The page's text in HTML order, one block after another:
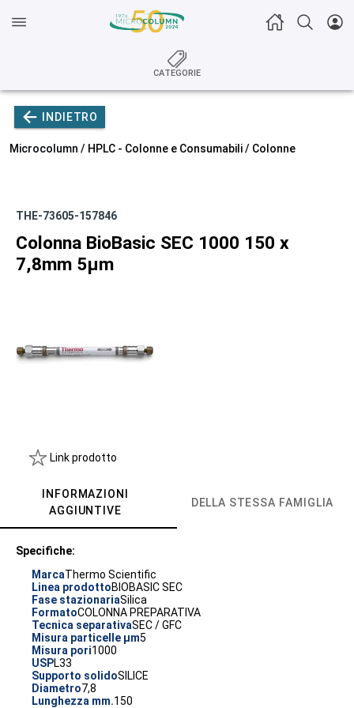
CATEGORIE
INDIETRO
Microcolumn / HPLC - Colonne e Consumabili/ Colonne
THE-73605-157846
Colonna BioBasic SEC 1000 150 x
7,8mm 5µm
Link prodotto
INFORMAZIONI
AGGIUNTIVE
DELLA STESSA FAMIGLIA
Specifiche:
MarcaThermo Scientific
Linea prodottoBIOBASIC SEC
Fase stazionariaSilica
FormatoCOLONNA PREPARATIVA
Tecnica separativaSEC / GFC
Misura particelle µm5
Misura pori1000
USPL33
Supporto solidoSILICE
Diametro7,8
Lunghezza mm.150